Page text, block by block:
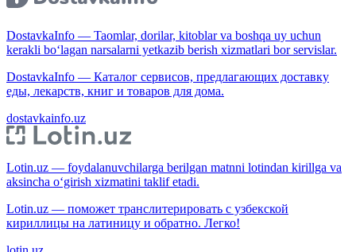
DostavkaInfo — Taomlar, dorilar, kitoblar va boshqa uy uchun
kerakli bo‘lagan narsalarni yetkazib berish xizmatlari bor servislar.
DostavkaInfo — Каталог сервисов, предлагающих доставку
еды, лекарств, книг и товаров для дома.
dostavkainfo.uz
Lotin.uz — foydalanuvchilarga berilgan matnni lotindan kirillga va
aksincha o‘girish xizmatini taklif etadi.
Lotin.uz — поможет транслитерировать с узбекской
кириллицы на латиницу и обратно. Легко!